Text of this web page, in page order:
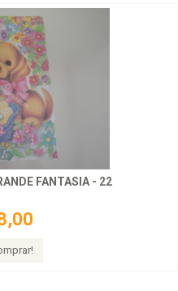
FANTASIA - 22